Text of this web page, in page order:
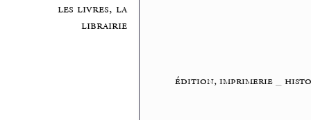
les livres, la
librairie
édition, imprimerie_